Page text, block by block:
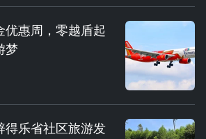
优惠周，零越盾起
梦
得乐省社区旅游发